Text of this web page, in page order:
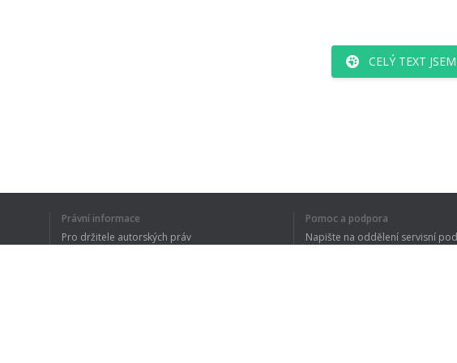
CELÝ TEXT
Právní informace
Pro držitele autorských práv
Pomoc a podpora
Napište na oddělení servisní